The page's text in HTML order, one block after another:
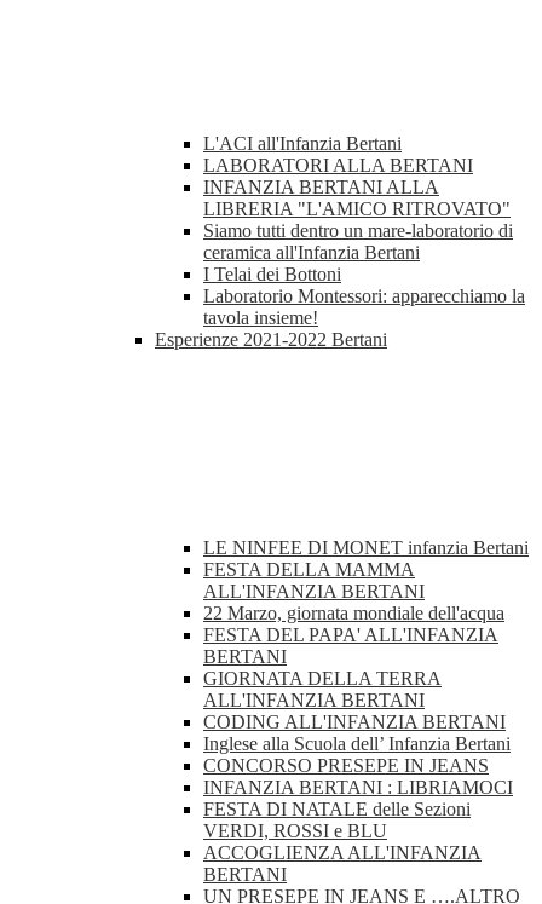
L'ACI all'Infanzia Bertani
LABORATORI ALLA BERTANI
INFANZIA BERTANI ALLA
LIBRERIA "L'AMICO RITROVATO"
Siamo tutti dentro un mare-laboratorio di
ceramica all'Infanzia Bertani
I Telai dei Bottoni
Laboratorio Montessori: apparecchiamo la
tavola insieme!
Esperienze 2021-2022 Bertani
LE NINFEE DI MONET infanzia Bertani
FESTA DELLA MAMMA
ALL'INFANZIA BERTANI
22 Marzo, giornata mondiale dell'acqua
FESTA DEL PAPA' ALL'INFANZIA
BERTANI
GIORNATA DELLA TERRA
ALL'INFANZIA BERTANI
CODING ALL'INFANZIA BERTANI
Inglese alla Scuola dell’ Infanzia Bertani
CONCORSO PRESEPE IN JEANS
INFANZIA BERTANI : LIBRIAMOCI
FESTA DI NATALE delle Sezioni
VERDI, ROSSI e BLU
ACCOGLIENZA ALL'INFANZIA
BERTANI
UN PRESEPE IN JEANS E ….ALTRO